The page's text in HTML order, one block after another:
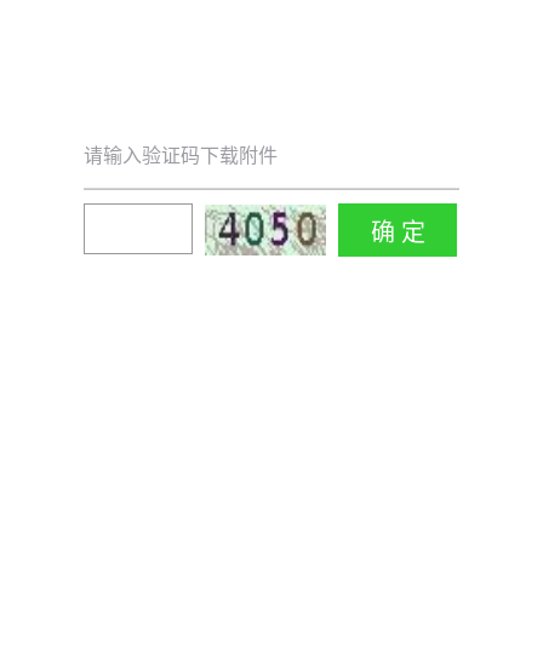
请输入验证码下载附件